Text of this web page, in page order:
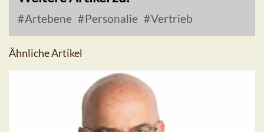
Artebene Personalie Vertrieb
Ähnliche Artikel